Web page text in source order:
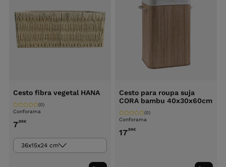
Cesto fibra vegetal HANA
Conforama
(0)
7,99€
36x15x24 cm
Cesto para roupa suja
CORA bambu 40x30x60cm
Conforama
(0)
17,99€